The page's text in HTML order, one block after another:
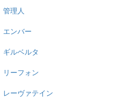
管理人
エンバー
ギルベルタ
リーフォン
レーヴァテイン